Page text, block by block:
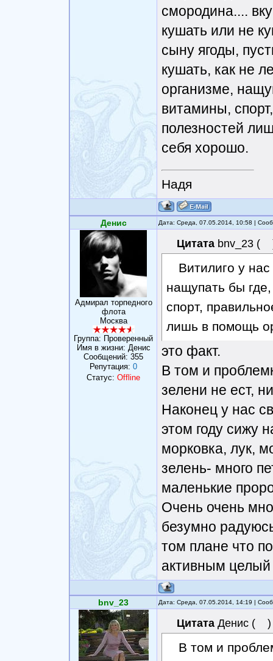
смородина....
кушать или не
сыну ягоды,
кушать, как не
организме,
витамины,
полезностей
себя хорошо.
Надя
Денис Дата: Среда, 07.05.2014, 10:58 |
Адмирал торпедного
флота
Москва
Группа: Проверенный
Имя в жизни: Денис
Сообщений: 355
Репутация: 0
Статус: Offline
Цитата bnv_23 (
Витилиго у
нащупать бы
спорт,
лишь в помощь
это факт.
В том и
зелени не ест,
Наконец у нас
этом году сижу
морковка, лук,
зелень- много
маленькие
Очень очень
безумно
том плане что
активным целый
bnv_23 Дата: Среда, 07.05.2014, 14:19 |
Цитата Денис ( )
В том и